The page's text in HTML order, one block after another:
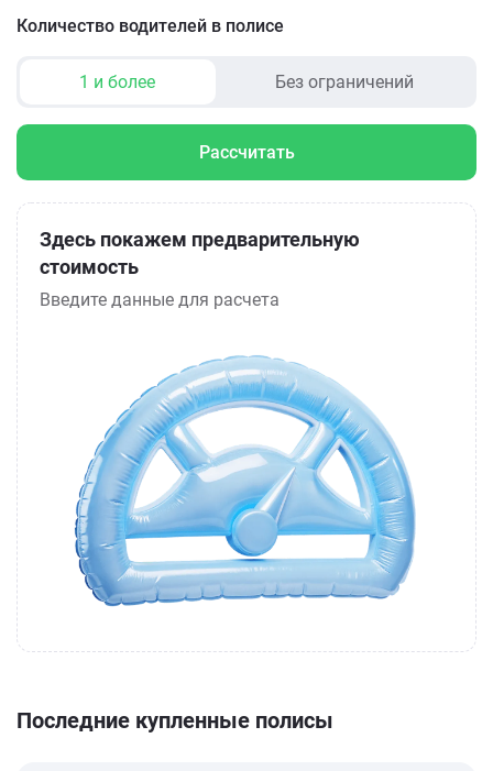
Количество водителей в полисе
1 и более Без ограничений
Рассчитать
Здесь покажем предварительную
стоимость
Введите данные для расчета
Последние купленные полисы